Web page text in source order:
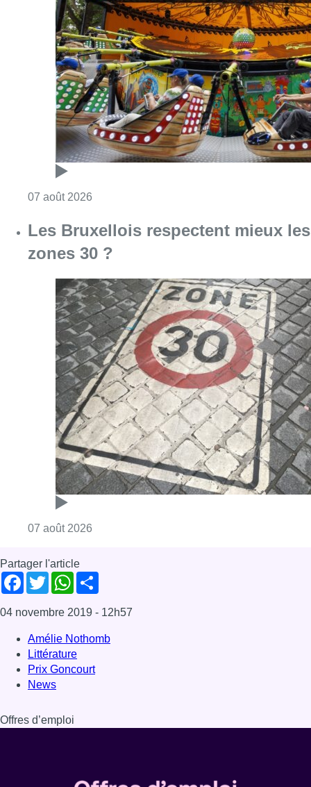
07 août 2026
Les Bruxellois respectent mieux les
zones 30 ?
07 août 2026
Partager l'article
Facebook
TwitterWhatsApp
04 novembre 2019 - 12h57
Amélie Nothomb
Littérature
Prix Goncourt
News
Offres d’emploi